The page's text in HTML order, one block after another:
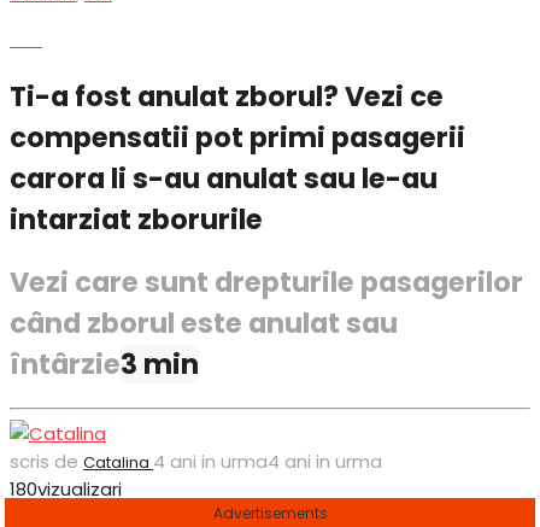
Ti-a fost anulat zborul? Vezi ce
compensatii pot primi pasagerii
carora li s-au anulat sau le-au
intarziat zborurile
Vezi care sunt drepturile pasagerilor
când zborul este anulat sau
întârzie3 min
scris de Catalina 4 ani in urma4 ani in urma
180vizualizari
Advertisements